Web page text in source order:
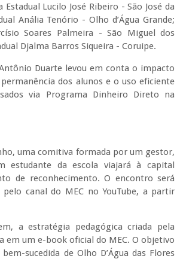
Estadual Lucilo José Ribeiro - São José da
Anália Tenório - Olho d’Água Grande;
Soares Palmeira - São Miguel dos
Djalma Barros Siqueira - Coruipe.
Duarte levou em conta o impacto
dos alunos e o uso eficiente
via Programa Dinheiro Direto na
uma comitiva formada por um gestor,
estudante da escola viajará à capital
de reconhecimento. O encontro será
canal do MEC no YouTube, a partir
a estratégia pedagógica criada pela
em um e-book oficial do MEC. O objetivo
sucedida de Olho D’Água das Flores